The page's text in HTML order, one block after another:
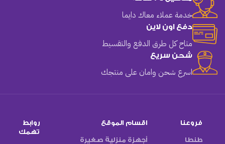
خدمة عملاء معاك دايما
دفع اون لاين
متاح كل طرق الدفع والتقسيط
شحن سريع
اسرع شحن وامان على منتجك
فروعنا
طنطا
اقسام الموقع
أجهزة منزلية صغيرة
روابط
تهمك